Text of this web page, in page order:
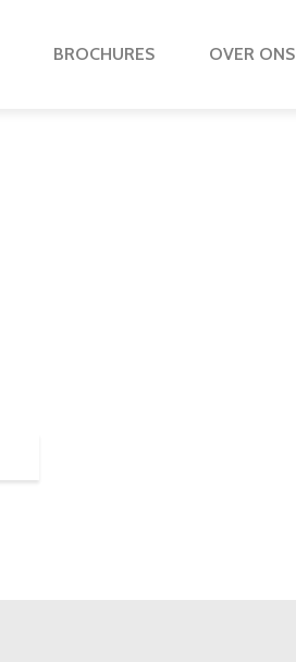
BROCHURES OVER ONS